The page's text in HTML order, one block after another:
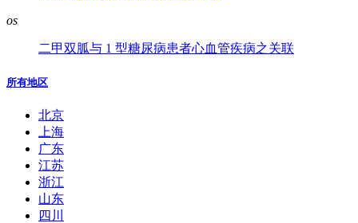
os
二甲双胍与 1 型糖尿病患者心血管疾病之关联
所有地区
北京
上海
广东
江苏
浙江
山东
四川